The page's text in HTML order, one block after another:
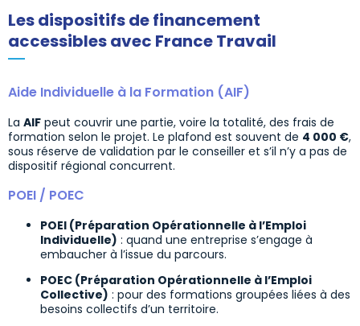
Les dispositifs de financement
accessibles avec France Travail
Aide Individuelle à la Formation (AIF)
La AIF peut couvrir une partie, voire la totalité, des frais de
formation selon le projet. Le plafond est souvent de 4 000 €,
sous réserve de validation par le conseiller et s’il n’y a pas de
dispositif régional concurrent.
POEI / POEC
POEI (Préparation Opérationnelle à l’Emploi
Individuelle) : quand une entreprise s’engage à
embaucher à l’issue du parcours.
POEC (Préparation Opérationnelle à l’Emploi
Collective) : pour des formations groupées liées à des
besoins collectifs d’un territoire.